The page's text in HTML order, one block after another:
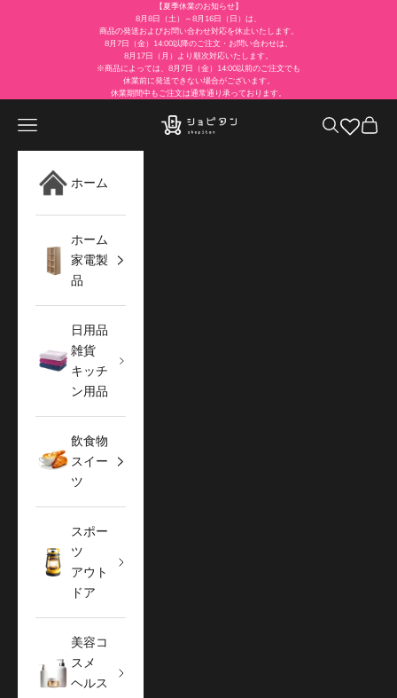
【夏季休業のお知らせ】
8月8日（土）～8月16日（日）は、
商品の発送およびお問い合わせ対応を休止いたします。
8月7日（金）14:00以降のご注文・お問い合わせは、
8月17日（月）より順次対応いたします。
※商品によっては、8月7日（金）14:00以前のご注文でも
休業前に発送できない場合がございます。
休業期間中もご注文は通常通り承っております。
ショピタン公式通販サイト
メニュー 検索 カート
ホーム
ホーム
家電製
品
日用品
雑貨
キッチ
ン用品
飲食物
スイー
ツ
スポー
ツ
アウト
ドア
美容コ
スメ
ヘルス